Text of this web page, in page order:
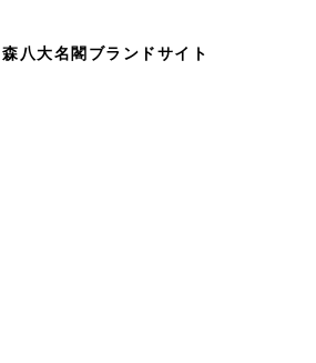
名閣ブランドサイト